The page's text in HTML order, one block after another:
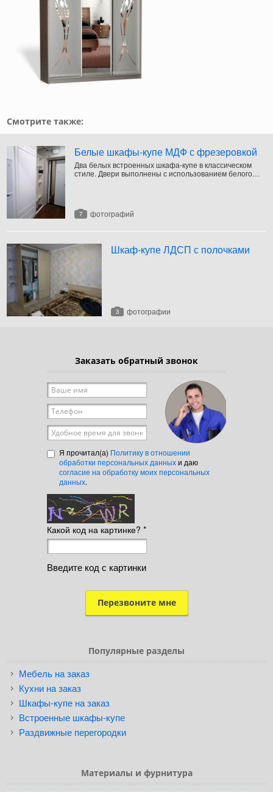
Смотрите также:
Белые шкафы-купе МДФ с фрезеровкой
Два белых встроенных шкафа-купе в классическом
стиле. Двери выполнены с использованием белого
7 фотографий
Шкаф-купе ЛДСП с полочками
3 фотографии
Заказать обратный звонок
Ваше имя
Телефон
Удобное время для звонка
Я прочитал(а) Политику в отношении
обработки персональных данныхи даю
согласие на обработку моих персональных
данных.
Какой код на картинке? *
Введите код с картинки
Популярные разделы
Мебель на заказ
Кухни на заказ
Шкафы-купе на заказ
Встроенные шкафы-купе
Раздвижные перегородки
Материалы и фурнитура